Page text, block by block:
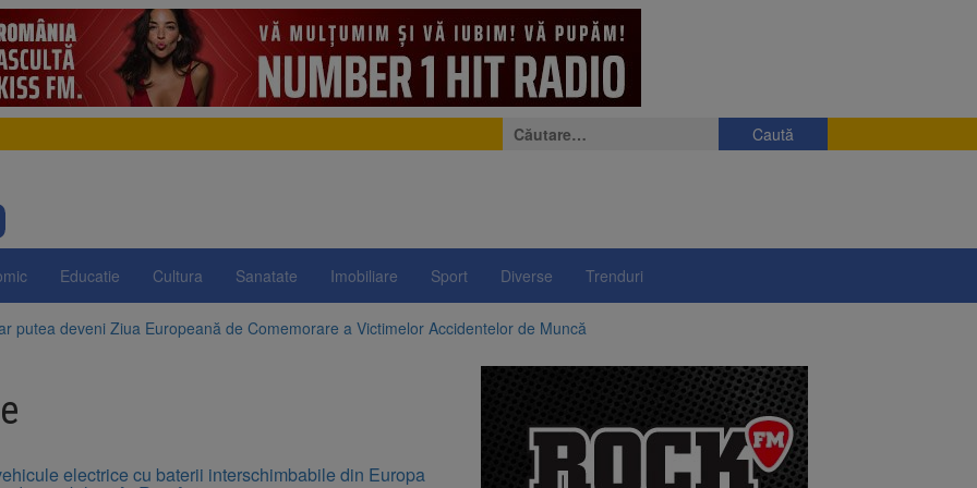
Caută
după:
Educatie Cultura Sanatate Imobiliare Sport Diverse Trenduri
putea deveni Ziua Europeană de Comemorare a Victimelor Accidentelor de Muncă
la apelul pentru reducerea consumului de energie. Nivelul Dunării a început să crească
Română pentru Iluminat cere reducerea luminii pe timpul nopții, nu oprirea iluminatului public
electrice cu baterii interschimbabile din Europa